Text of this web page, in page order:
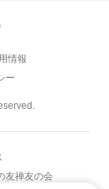
情報
ー
友禅友の会